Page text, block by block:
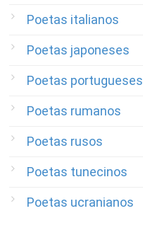
Poetas italianos
Poetas japoneses
Poetas portugueses
Poetas rumanos
Poetas rusos
Poetas tunecinos
Poetas ucranianos